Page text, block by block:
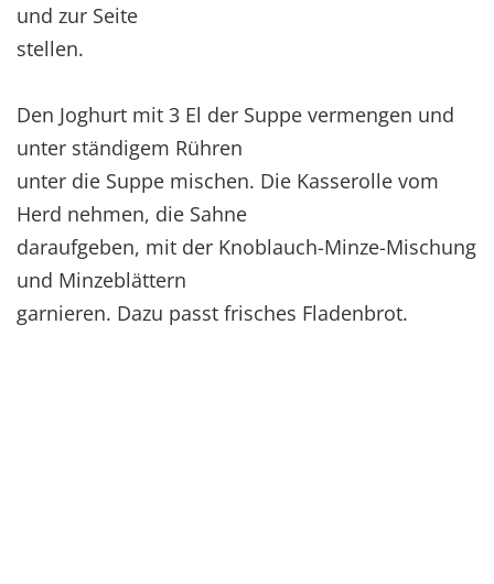
und zur Seite
stellen.
Den Joghurt mit 3 El der Suppe vermengen und
unter ständigem Rühren
unter die Suppe mischen. Die Kasserolle vom
Herd nehmen, die Sahne
daraufgeben, mit der Knoblauch-Minze-Mischung
und Minzeblättern
garnieren. Dazu passt frisches Fladenbrot.